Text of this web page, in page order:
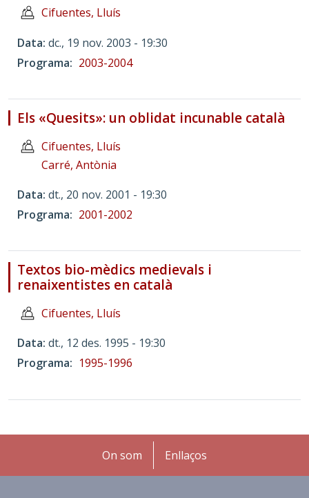
Cifuentes, Lluís
Data dc., 19 nov. 2003 - 19:30
Programa
2003-2004
Els «Quesits»: un oblidat incunable català
Cifuentes, Lluís
Carré, Antònia
Data dt., 20 nov. 2001 - 19:30
Programa
2001-2002
Textos bio-mèdics medievals i
renaixentistes en català
Cifuentes, Lluís
Data dt., 12 des. 1995 - 19:30
Programa
1995-1996
Peu
On som Enllaços